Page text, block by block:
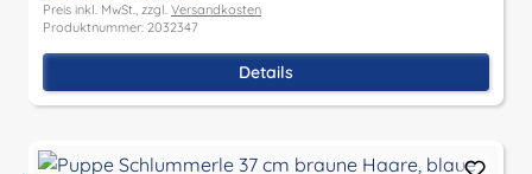
Preis inkl. MwSt., zzgl. Versandkosten
Produktnummer: 2032347
Details